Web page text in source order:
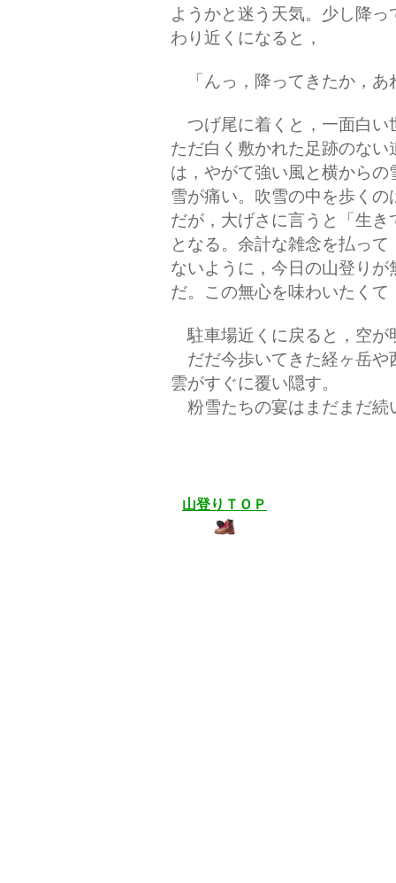
ようかと迷う天気。少し降
わり近くになると，
「んっ，降ってきたか，あ
つげ尾に着くと，一面白い
ただ白く敷かれた足跡のな
は，やがて強い風と横から
雪が痛い。吹雪の中を歩く
だが，大げさに言うと「生
となる。余計な雑念を払っ
ないように，今日の山登り
だ。この無心を味わいたく
駐車場近くに戻ると，空が
だだ今歩いてきた経ヶ岳や
雲がすぐに覆い隠す。
粉雪たちの宴はまだまだ続
山登りＴＯＰ